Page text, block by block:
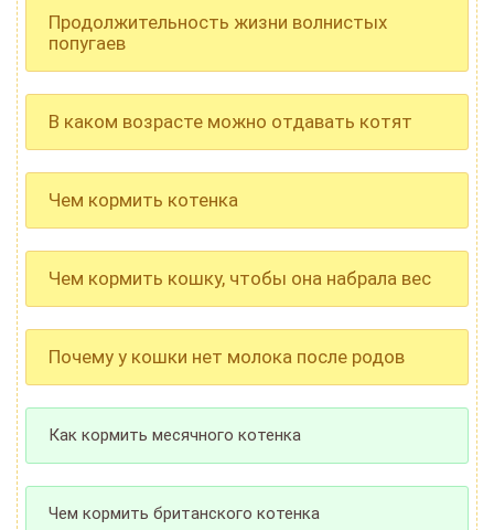
Продолжительность жизни волнистых
попугаев
В каком возрасте можно отдавать котят
Чем кормить котенка
Чем кормить кошку, чтобы она набрала вес
Почему у кошки нет молока после родов
Как кормить месячного котенка
Чем кормить британского котенка